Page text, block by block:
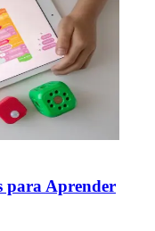
para Aprender